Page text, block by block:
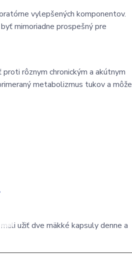
vylepšených komponentov.
mimoriadne prospešný pre
rôznym chronickým a akútnym
metabolizmus tukov a môže
užiť dve mäkké kapsuly denne a